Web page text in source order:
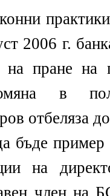
2006 г.
на пране
в
отбеляза
бъде
на